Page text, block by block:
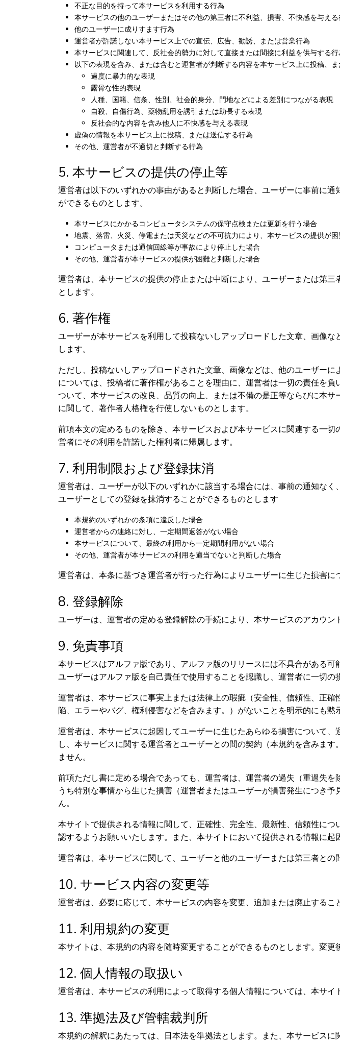
不正な目的を持って本サービスを利用する行為
本サービスの他のユーザーまたはその他の第三者に不利益、損害、不快感を与える
他のユーザーに成りすます行為
運営者が許諾しない本サービス上での宣伝、広告、勧誘、または営業行為
本サービスに関連して、反社会的勢力に対して直接または間接に利益を供与する行
以下の表現を含み、または含むと運営者が判断する内容を本サービス上に投稿、
過度に暴力的な表現
露骨な性的表現
人種、国籍、信条、性別、社会的身分、門地などによる差別につながる表現
自殺、自傷行為、薬物乱用を誘引または助長する表現
反社会的な内容を含み他人に不快感を与える表現
虚偽の情報を本サービス上に投稿、または送信する行為
その他、運営者が不適切と判断する行為
5. 本サービスの提供の停止等
運営者は以下のいずれかの事由があると判断した場合、ユーザーに事前に
ができるものとします。
本サービスにかかるコンピュータシステムの保守点検または更新を行う場合
地震、落雷、火災、停電または天災などの不可抗力により、本サービスの提供が
コンピュータまたは通信回線等が事故により停止した場合
その他、運営者が本サービスの提供が困難と判断した場合
運営者は、本サービスの提供の停止または中断により、ユーザーまたは第
とします。
6. 著作権
ユーザーが本サービスを利用して投稿ないしアップロードした文章、画像
します。
ただし、投稿ないしアップロードされた文章、画像などは、他のユーザー
については、投稿者に著作権があることを理由に、運営者は一切の責任を
ついて、本サービスの改良、品質の向上、または不備の是正等ならびに本
に関して、著作者人格権を行使しないものとします。
前項本文の定めるものを除き、本サービスおよび本サービスに関連する一
営者にその利用を許諾した権利者に帰属します。
7. 利用制限および登録抹消
運営者は、ユーザーが以下のいずれかに該当する場合には、事前の通知な
ユーザーとしての登録を抹消することができるものとします
本規約のいずれかの条項に違反した場合
運営者からの連絡に対し、一定期間返答がない場合
本サービスについて、最終の利用から一定期間利用がない場合
その他、運営者が本サービスの利用を適当でないと判断した場合
運営者は、本条に基づき運営者が行った行為によりユーザーに生じた損害に
8. 登録解除
ユーザーは、運営者の定める登録解除の手続により、本サービスのアカウン
9. 免責事項
本サービスはアルファ版であり、アルファ版のリリースには不具合がある
ユーザーはアルファ版を自己責任で使用することを認識し、運営者に一切の
運営者は、本サービスに事実上または法律上の瑕疵（安全性、信頼性、正
陥、エラーやバグ、権利侵害などを含みます。）がないことを明示的にも黙
運営者は、本サービスに起因してユーザーに生じたあらゆる損害について
し、本サービスに関する運営者とユーザーとの間の契約（本規約を含みま
ません。
前項ただし書に定める場合であっても、運営者は、運営者の過失（重過失
うち特別な事情から生じた損害（運営者またはユーザーが損害発生につき
ん。
本サイトで提供される情報に関して、正確性、完全性、最新性、信頼性に
認するようお願いいたします。また、本サイトにおいて提供される情報に
運営者は、本サービスに関して、ユーザーと他のユーザーまたは第三者と
10. サービス内容の変更等
運営者は、必要に応じて、本サービスの内容を変更、追加または廃止するこ
11. 利用規約の変更
本サイトは、本規約の内容を随時変更することができるものとします。変
12. 個人情報の取扱い
運営者は、本サービスの利用によって取得する個人情報については、本サ
13. 準拠法及び管轄裁判所
本規約の解釈にあたっては、日本法を準拠法とします。また、本サービス